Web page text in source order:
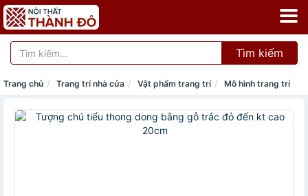
Tìm kiếm
Trang chủ Trang trí nhà cửa Vật phẩm trang trí Mô hình trang trí